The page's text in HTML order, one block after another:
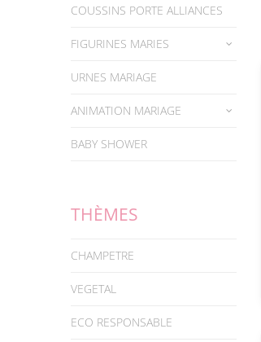
COUSSINS PORTE ALLIANCES
FIGURINES MARIES
URNES MARIAGE
ANIMATION MARIAGE
BABY SHOWER
THÈMES
CHAMPETRE
VEGETAL
ECO RESPONSABLE